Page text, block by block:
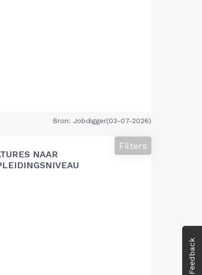
Feedback
Bron: Jobdigger(03-07-2026)
NAAR
Filters